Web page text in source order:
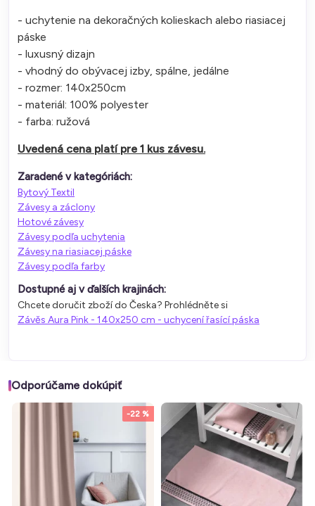
- uchytenie na dekoračných kolieskach alebo riasiacej
páske
- luxusný dizajn
- vhodný do obývacej izby, spálne, jedálne
- rozmer: 140x250cm
- materiál: 100% polyester
- farba: ružová
Uvedená cena platí pre 1 kus závesu.
Zaradené v kategóriách:
Bytový Textil
Závesy a záclony
Hotové závesy
Závesy podľa uchytenia
Závesy na riasiacej páske
Závesy podľa farby
Dostupné aj v ďalších krajinách:
Chcete doručit zboží do Česka? Prohlédněte si
Závěs Aura Pink - 140x250 cm - uchycení řasící páska
Odporúčame dokúpiť
-22 %